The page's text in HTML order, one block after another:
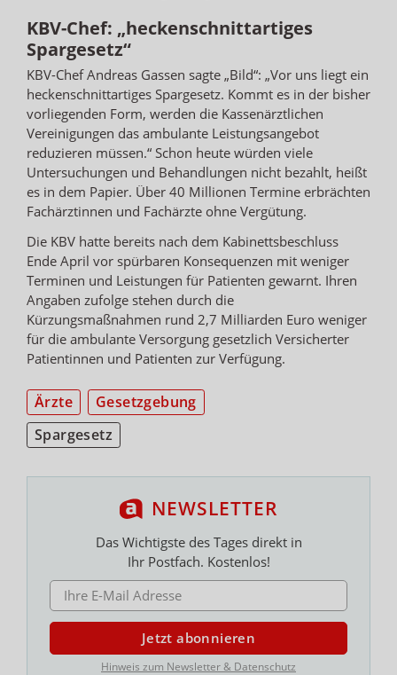
KBV-Chef: „heckenschnittartiges
Spargesetz“
KBV-Chef Andreas Gassen sagte „Bild“: „Vor uns liegt ein
heckenschnittartiges Spargesetz. Kommt es in der bisher
vorliegenden Form, werden die Kassenärztlichen
Vereinigungen das ambulante Leistungsangebot
reduzieren müssen.“ Schon heute würden viele
Untersuchungen und Behandlungen nicht bezahlt, heißt
es in dem Papier. Über 40 Millionen Termine erbrächten
Fachärztinnen und Fachärzte ohne Vergütung.
Die KBV hatte bereits nach dem Kabinettsbeschluss
Ende April vor spürbaren Konsequenzen mit weniger
Terminen und Leistungen für Patienten gewarnt. Ihren
Angaben zufolge stehen durch die
Kürzungsmaßnahmen rund 2,7 Milliarden Euro weniger
für die ambulante Versorgung gesetzlich Versicherter
Patientinnen und Patienten zur Verfügung.
Ärzte
Gesetzgebung
Spargesetz
NEWSLETTER
Das Wichtigste des Tages direkt in
Ihr Postfach. Kostenlos!
E-MAIL ADRESSE
Jetzt abonnieren
Hinweis zum Newsletter & Datenschutz